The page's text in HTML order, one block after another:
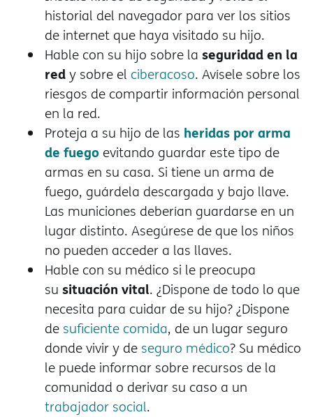
historial del navegador para ver los sitios
de internet que haya visitado su hijo.
Hable con su hijo sobre la seguridad en la
redy sobre el ciberacoso. Avísele sobre los
riesgos de compartir información personal
en la red.
Proteja a su hijo de las heridas por arma
de fuego evitando guardar este tipo de
armas en su casa. Si tiene un arma de
fuego, guárdela descargada y bajo llave.
Las municiones deberían guardarse en un
lugar distinto. Asegúrese de que los niños
no pueden acceder a las llaves.
Hable con su médico si le preocupa
su situación vital. ¿Dispone de todo lo que
necesita para cuidar de su hijo? ¿Dispone
de suficiente comida, de un lugar seguro
donde vivir y de seguro médico? Su médico
le puede informar sobre recursos de la
comunidad o derivar su caso a un
trabajador social.